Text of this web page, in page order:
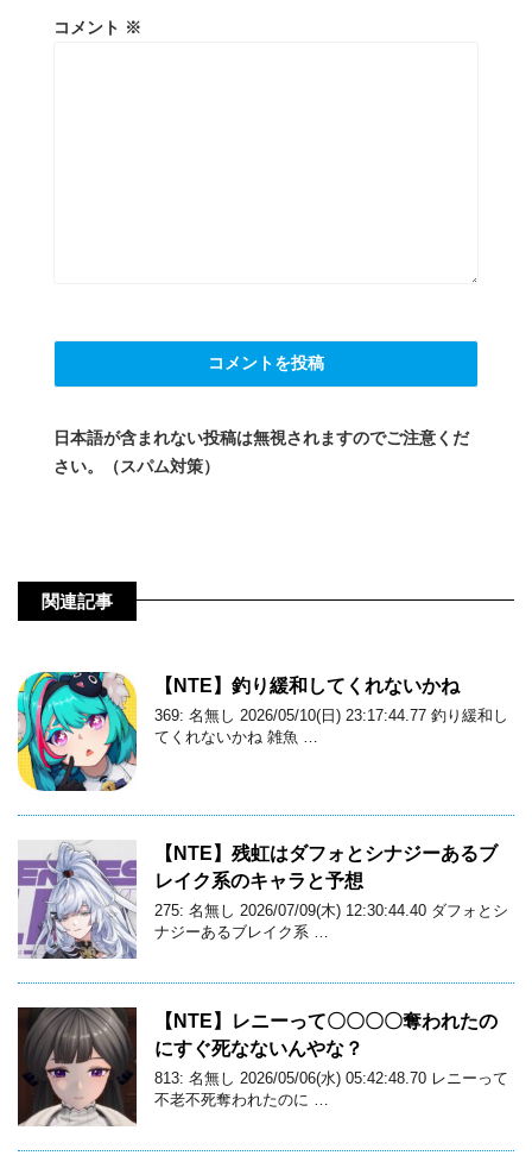
コメント ※
日本語が含まれない投稿は無視されますのでご注意くだ
さい。（スパム対策）
関連記事
【NTE】釣り緩和してくれないかね
369: 名無し 2026/05/10(日) 23:17:44.77 釣り緩和し
てくれないかね 雑魚 …
【NTE】残虹はダフォとシナジーあるブ
レイク系のキャラと予想
275: 名無し 2026/07/09(木) 12:30:44.40 ダフォとシ
ナジーあるブレイク系 …
【NTE】レニーって〇〇〇〇奪われたの
にすぐ死なないんやな？
813: 名無し 2026/05/06(水) 05:42:48.70 レニーって
不老不死奪われたのに …